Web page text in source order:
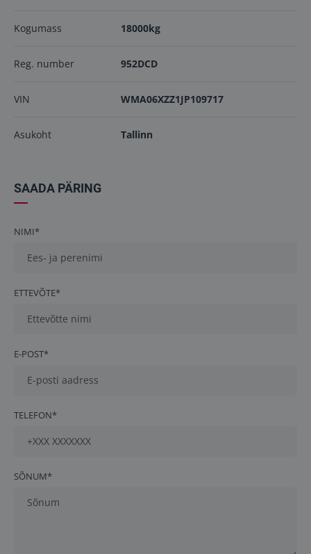
Kogumass 18000kg
Reg. number 952DCD
VIN WMA06XZZ1JP109717
Asukoht Tallinn
SAADA PÄRING
NIMI*
ETTEVÕTE*
E-POST*
TELEFON*
SÕNUM*